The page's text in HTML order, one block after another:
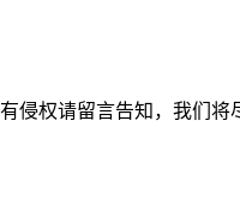
侵权请留言告知，我们将